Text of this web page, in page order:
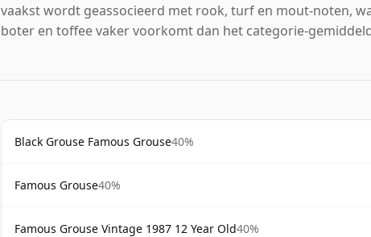
vaakst wordt geassocieerd met rook, turf en mout-noten,
boter en toffee vaker voorkomt dan het categorie-
Black Grouse Famous Grouse40%
Famous Grouse40%
Famous Grouse Vintage 1987 12 Year Old40%